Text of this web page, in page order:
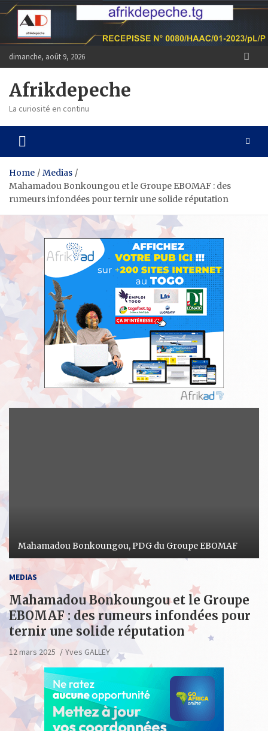
Skip
content
dimanche, août 9, 2026
Afrikdepeche
La curiosité en continu
Home
Medias
Mahamadou Bonkoungou et le Groupe EBOMAF : des
rumeurs infondées pour ternir une solide réputation
Mahamadou Bonkoungou, PDG du Groupe EBOMAF
MEDIAS
Mahamadou Bonkoungou et le Groupe
EBOMAF : des rumeurs infondées pour
ternir une solide réputation
12 mars 2025 Yves GALLEY